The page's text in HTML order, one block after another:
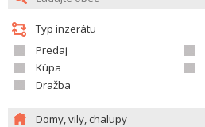
Typ inzerátu
Predaj
Kúpa
Dražba
Domy, vily, chalupy